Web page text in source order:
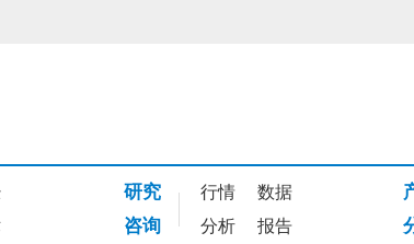
研究 行情 数据
咨询 分析 报告